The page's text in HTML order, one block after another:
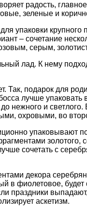
радость,
зеленые и
для упаковки
– сочетание
серым,
лад. К нему
Так, подарок для
лучше упаковать
нежного и
охровыми, во
упаковывают
золотого,
сочетать с
декора
в фиолетовое, будет
праздники
аскетизм.